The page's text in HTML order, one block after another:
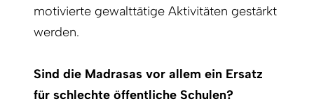
motivierte gewalttätige Aktivitäten gestärkt
werden.
Sind die Madrasas vor allem ein Ersatz
für schlechte öffentliche Schulen?